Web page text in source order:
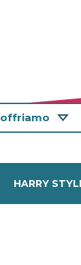
offriamo
HARRY